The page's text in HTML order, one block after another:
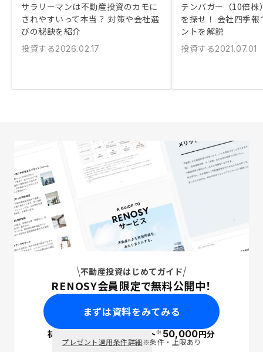
サラリーマンは不動産投資のカモに
されやすいって本当？ 対策や会社選
びの秘訣を紹介
投資する2026.02.17
テンバガー（10倍株
を探せ！ 会社四季
ントを解説
投資する2021.07.01
不動産投資はじめてガイド
RENOSY会員限定で無料公開中！
まずは資料をみてみる
初回面談で ポイント※50,000円分
プレゼント適用条件詳細※条件・上限あり